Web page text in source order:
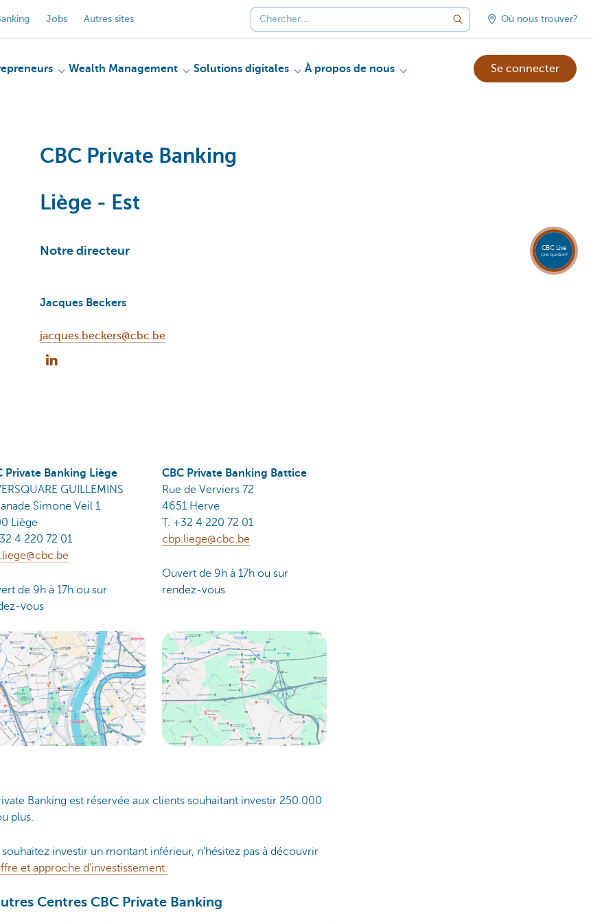
Jobs Autres sites Où nous trouver?
Wealth Management Solutions digitales À propos de nous Se connecter
CBC Private Banking
Liège - Est
Notre directeur
Jacques Beckers
jacques.beckers@cbc.be
Private Banking Liège
GUILLEMINS
Simone Veil 1
Liège
4 220 72 01
de 9h à 17h ou sur
vous
CBC Private Banking Battice
Rue de Verviers 72
4651 Herve
T. +32 4 220 72 01
cbp.liege@cbc.be
Ouvert de 9h à 17h ou sur
rendez-vous
Banking est réservée aux clients souhaitant investir 250.000
plus.
souhaitez investir un montant inférieur, n'hésitez pas à découvrir
et approche d'investissement.
Centres CBC Private Banking
CBC Live
Une question?